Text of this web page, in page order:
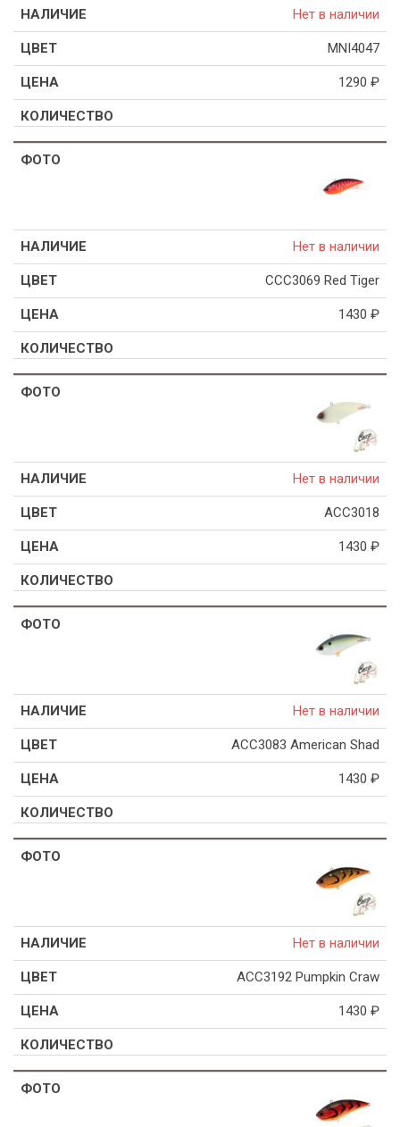
Нет в наличии
MNI4047
1290 ₽
Нет в наличии
CCC3069 Red Tiger
1430 ₽
Нет в наличии
ACC3018
1430 ₽
Нет в наличии
ACC3083 American Shad
1430 ₽
Нет в наличии
ACC3192 Pumpkin Craw
1430 ₽